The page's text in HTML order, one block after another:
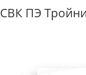
СВК ПЭ